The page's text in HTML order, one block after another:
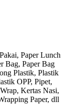
Paper Lunch
Bag, Paper Bag
Plastik, Plastik
OPP, Pipet,
Kertas Nasi,
Paper, dll